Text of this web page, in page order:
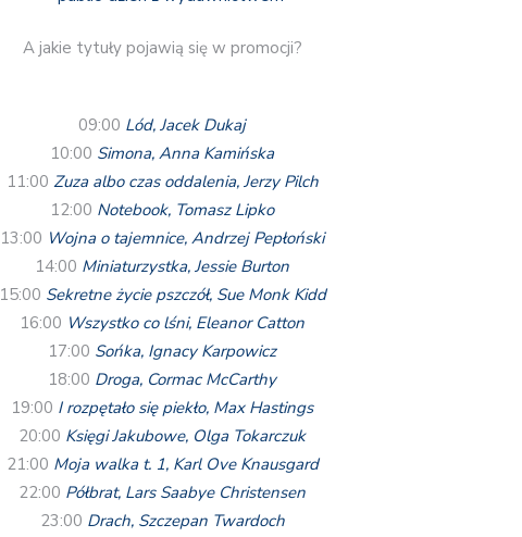
A jakie tytuły pojawią się w promocji?
09:00 Lód, Jacek Dukaj
10:00 Simona, Anna Kamińska
11:00 Zuza albo czas oddalenia, Jerzy Pilch
12:00 Notebook, Tomasz Lipko
13:00 Wojna o tajemnice, Andrzej Pepłoński
14:00 Miniaturzystka, Jessie Burton
15:00 Sekretne życie pszczół, Sue Monk Kidd
16:00 Wszystko co lśni, Eleanor Catton
17:00 Sońka, Ignacy Karpowicz
18:00 Droga, Cormac McCarthy
19:00 I rozpętało się piekło, Max Hastings
20:00 Księgi Jakubowe, Olga Tokarczuk
21:00 Moja walka t. 1, Karl Ove Knausgard
22:00 Półbrat, Lars Saabye Christensen
23:00 Drach, Szczepan Twardoch